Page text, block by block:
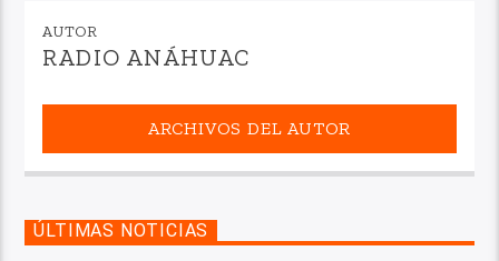
AUTOR
RADIO ANÁHUAC
ARCHIVOS DEL AUTOR
ÚLTIMAS NOTICIAS